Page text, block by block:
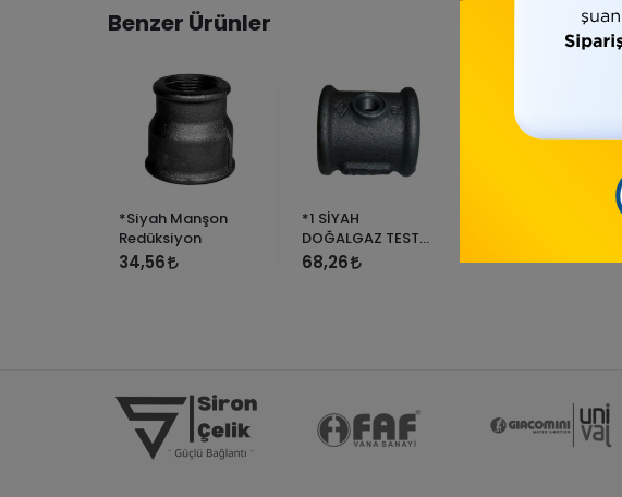
Benzer Ürünler
*Siyah Manşon
Redüksiyon
34,56
*1 SİYAH
DOĞALGAZ TEST
MANŞONU
68,26